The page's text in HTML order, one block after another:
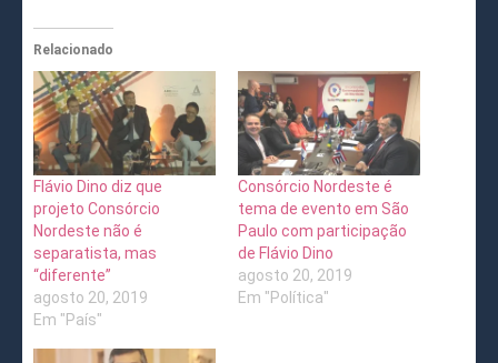
Relacionado
Flávio Dino diz que
projeto Consórcio
Nordeste não é
separatista, mas
“diferente”
agosto 20, 2019
Em "País"
Consórcio Nordeste é
tema de evento em São
Paulo com participação
de Flávio Dino
agosto 20, 2019
Em "Política"